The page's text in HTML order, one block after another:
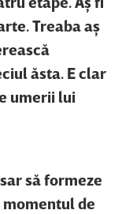
Treaba aş
ăsta. E clar
umerii lui
să formeze
momentul de